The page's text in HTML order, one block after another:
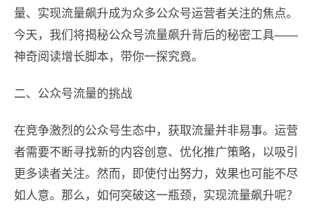
量、实现流量飙升成为众多公众号运营者关注的焦点。
今天，我们将揭秘公众号流量飙升背后的秘密工具——
神奇阅读增长脚本，带你一探究竟。
二、公众号流量的挑战
在竞争激烈的公众号生态中，获取流量并非易事。运营
者需要不断寻找新的内容创意、优化推广策略，以吸引
更多读者关注。然而，即使付出努力，效果也可能不尽
如人意。那么，如何突破这一瓶颈，实现流量飙升呢？